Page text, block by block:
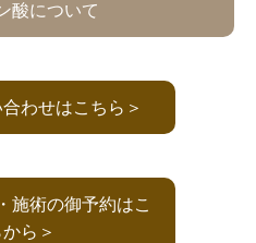
酸について
わせはこちら＞
施術の御予約はこ
ら＞